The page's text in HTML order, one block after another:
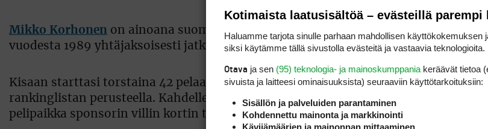
Mikko Korhonen on ainoana suomalaisena mukana Genevessä käynnistyneessä
vuodesta 1989 yhtäjaksoisesti jatkuneena on Challenge Tourin vanhin turnaus.
Kisaan starttasi torstaina 42 pelaajaa, joista 40 on valikoitunut turnaukseen
rankinglistan perusteella. Kahdelle pelaajalle eliMatteo Manasserolle
pelipaikka sponsorin villin kortin turvin.
Kotimaista laatusisältöä – evästeillä parempi
Haluamme tarjota sinulle parhaan mahdollisen käyttökokemuksen
siksi käytämme tällä sivustolla evästeitä ja vastaavia teknologioita.
Otava ja sen (95) teknologia- ja mainoskumppania keräävät tietoa
sivuista ja laitteesi ominaisuuk­sista) seuraaviin käyttötarkoituksiin:
Sisällön ja palveluiden parantaminen
Kohdennettu mainonta ja markkinointi
Kävijämäärien ja mainonnan mittaaminen